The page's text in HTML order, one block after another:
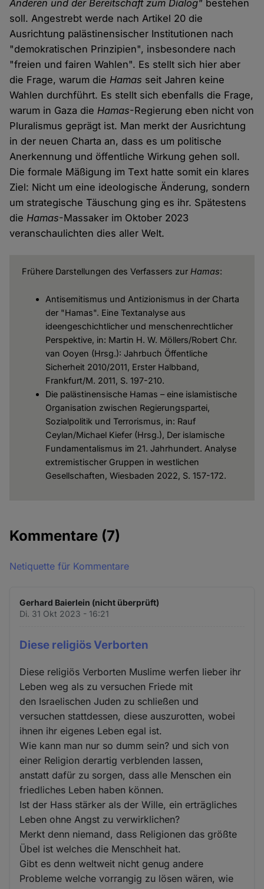
Anderen und der Bereitschaft zum Dialog" bestehen
soll. Angestrebt werde nach Artikel 20 die
Ausrichtung palästinensischer Institutionen nach
"demokratischen Prinzipien", insbesondere nach
"freien und fairen Wahlen". Es stellt sich hier aber
die Frage, warum dieHamas seit Jahren keine
Wahlen durchführt. Es stellt sich ebenfalls die Frage,
warum in Gaza dieHamas-Regierung eben nicht von
Pluralismus geprägt ist. Man merkt der Ausrichtung
in der neuen Charta an, dass es um politische
Anerkennung und öffentliche Wirkung gehen soll.
Die formale Mäßigung im Text hatte somit ein klares
Ziel: Nicht um eine ideologische Änderung, sondern
um strategische Täuschung ging es ihr. Spätestens
dieHamas-Massaker im Oktober 2023
veranschaulichten dies aller Welt.
Frühere Darstellungen des Verfassers zur Hamas:
Antisemitismus und Antizionismus in der Charta
der "Hamas". Eine Textanalyse aus
ideengeschichtlicher und menschenrechtlicher
Perspektive, in: Martin H. W. Möllers/Robert Chr.
van Ooyen (Hrsg.): Jahrbuch Öffentliche
Sicherheit 2010/2011, Erster Halbband,
Frankfurt/M. 2011, S. 197-210.
Die palästinensische Hamas – eine islamistische
Organisation zwischen Regierungspartei,
Sozialpolitik und Terrorismus, in: Rauf
Ceylan/Michael Kiefer (Hrsg.), Der islamische
Fundamentalismus im 21. Jahrhundert. Analyse
extremistischer Gruppen in westlichen
Gesellschaften, Wiesbaden 2022, S. 157-172.
Kommentare (7)
Netiquette für Kommentare
Gerhard Baierlein (nicht überprüft)
Di. 31 Okt 2023 - 16:21
Diese religiös Verborten
Diese religiös Verborten Muslime werfen lieber ihr
Leben weg als zu versuchen Friede mit
den Israelischen Juden zu schließen und
versuchen stattdessen, diese auszurotten, wobei
ihnen ihr eigenes Leben egal ist.
Wie kann man nur so dumm sein? und sich von
einer Religion derartig verblenden lassen,
anstatt dafür zu sorgen, dass alle Menschen ein
friedliches Leben haben können.
Ist der Hass stärker als der Wille, ein erträgliches
Leben ohne Angst zu verwirklichen?
Merkt denn niemand, dass Religionen das größte
Übel ist welches die Menschheit hat.
Gibt es denn weltweit nicht genug andere
Probleme welche vorrangig zu lösen wären, wie